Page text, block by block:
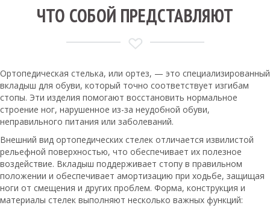
ЧТО СОБОЙ ПРЕДСТАВЛЯЮТ
Ортопедическая стелька, или ортез, — это специализированный
вкладыш для обуви, который точно соответствует изгибам
стопы. Эти изделия помогают восстановить нормальное
строение ног, нарушенное из-за неудобной обуви,
неправильного питания или заболеваний.
Внешний вид ортопедических стелек отличается извилистой
рельефной поверхностью, что обеспечивает их полезное
воздействие. Вкладыш поддерживает стопу в правильном
положении и обеспечивает амортизацию при ходьбе, защищая
ноги от смещения и других проблем. Форма, конструкция и
материалы стелек выполняют несколько важных функций: